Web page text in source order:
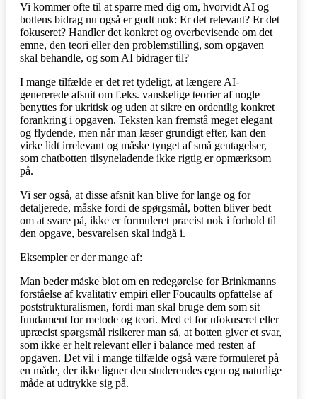
Vi kommer ofte til at sparre med dig om, hvorvidt AI og
bottens bidrag nu også er godt nok: Er det relevant? Er det
fokuseret? Handler det konkret og overbevisende om det
emne, den teori eller den problemstilling, som opgaven
skal behandle, og som AI bidrager til?
I mange tilfælde er det ret tydeligt, at længere AI-
genererede afsnit om f.eks. vanskelige teorier af nogle
benyttes for ukritisk og uden at sikre en ordentlig konkret
forankring i opgaven. Teksten kan fremstå meget elegant
og flydende, men når man læser grundigt efter, kan den
virke lidt irrelevant og måske tynget af små gentagelser,
som chatbotten tilsyneladende ikke rigtig er opmærksom
på.
Vi ser også, at disse afsnit kan blive for lange og for
detaljerede, måske fordi de spørgsmål, botten bliver bedt
om at svare på, ikke er formuleret præcist nok i forhold til
den opgave, besvarelsen skal indgå i.
Eksempler er der mange af:
Man beder måske blot om en redegørelse for Brinkmanns
forståelse af kvalitativ empiri eller Foucaults opfattelse af
poststrukturalismen, fordi man skal bruge dem som sit
fundament for metode og teori. Med et for ufokuseret eller
upræcist spørgsmål risikerer man så, at botten giver et svar,
som ikke er helt relevant eller i balance med resten af
opgaven. Det vil i mange tilfælde også være formuleret på
en måde, der ikke ligner den studerendes egen og naturlige
måde at udtrykke sig på.